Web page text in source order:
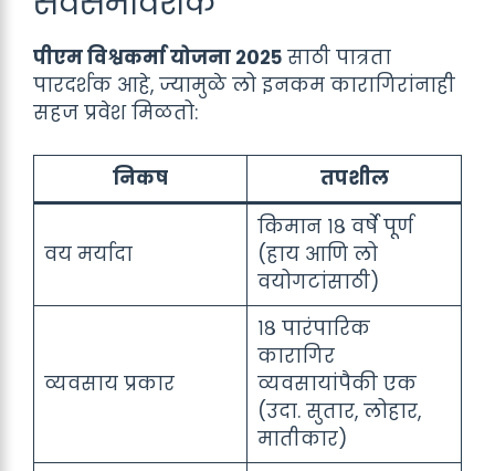
पीएम विश्वकर्मा योजना २०२५ साठी पात्रता
पारदर्शक आहे, ज्यामुळे लो इनकम कारागिरांनाही
सहज प्रवेश मिळतो:
निकष तपशील
वय मर्यादा
किमान १८ वर्षे पूर्ण
(हाय आणि लो
वयोगटांसाठी)
व्यवसाय प्रकार
१८ पारंपारिक
कारागिर
व्यवसायांपैकी एक
(उदा. सुतार, लोहार,
मातीकार)